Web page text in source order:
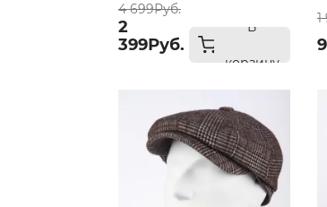
4 699Руб.
2
399Руб.
В
корзину